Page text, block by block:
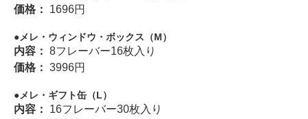
価格： 1696円
メレ・ウィンドウ・ボックス（M）
内容： 8フレーバー16枚入り
価格： 3996円
メレ・ギフト缶（L）
内容： 16フレーバー30枚入り